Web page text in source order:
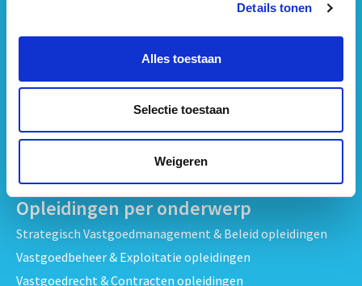
Details tonen
Alles toestaan
Selectie toestaan
Weigeren
KvK: 34153807
Heb je een vraag?
Neem
Opleidingen per onderwerp
Strategisch Vastgoedmanagement & Beleid opleidingen
Vastgoedbeheer & Exploitatie opleidingen
Vastgoedrecht & Contracten opleidingen